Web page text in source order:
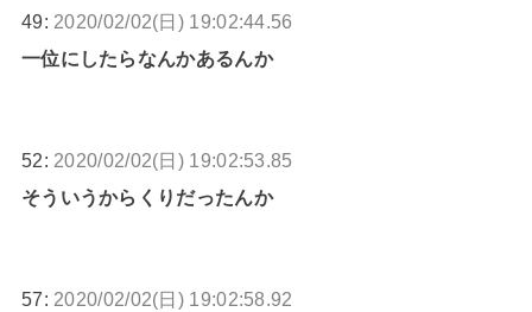
49: 2020/02/02(日) 19:02:44.56
一位にしたらなんかあるんか
52: 2020/02/02(日) 19:02:53.85
そういうからくりだったんか
57: 2020/02/02(日) 19:02:58.92